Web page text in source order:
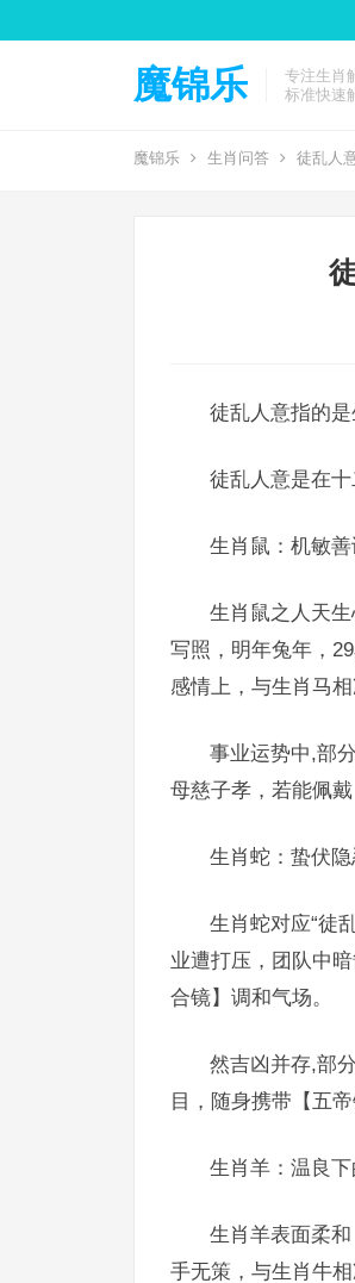
魔锦乐
专注生肖
标准快速
魔锦乐 生肖问答 徒乱人
徒乱人意指的
徒乱人意是在
生肖鼠：机敏
生肖鼠之人天
写照，明年兔年，
感情上，与生肖马
事业运势中,部
母慈子孝，若能佩
生肖蛇：蛰伏
生肖蛇对应“徒
业遭打压，团队中
合镜】调和气场。
然吉凶并存,部
目，随身携带【五
生肖羊：温良
生肖羊表面柔
手无策，与生肖牛